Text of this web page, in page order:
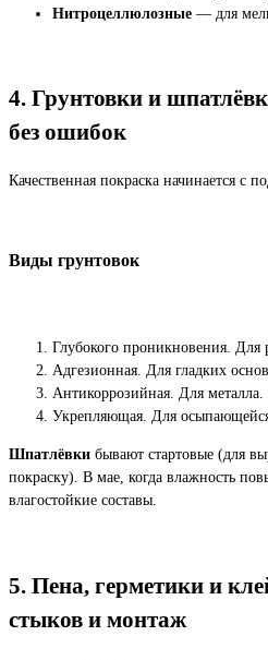
Нитроцеллюлозные — для
4. Грунтовки и
без ошибок
Качественная покраска начинается с
Виды грунтовок
Глубокого проникновения.
Адгезионная. Для гладких
Антикоррозийная. Для металла.
Укрепляющая. Для
Шпатлёвки бывают стартовые (для
покраску). В мае, когда влажность
влагостойкие составы.
5. Пена, герметики и
стыков и монтаж